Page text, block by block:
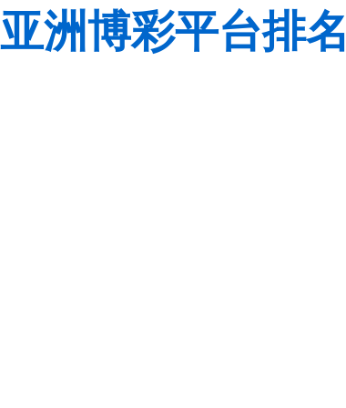
亚洲博彩平台排名